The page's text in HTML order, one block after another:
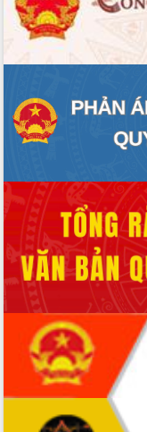
ĐIỂM TIN VĂN BẢN
QUY HOẠCH - KẾ HOẠCH